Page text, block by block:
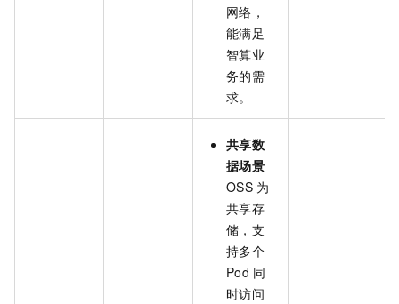
网络，
能满足
智算业
务的需
求。
共享数
据场景
OSS 为
共享存
储，支
持多个
Pod 同
时访问